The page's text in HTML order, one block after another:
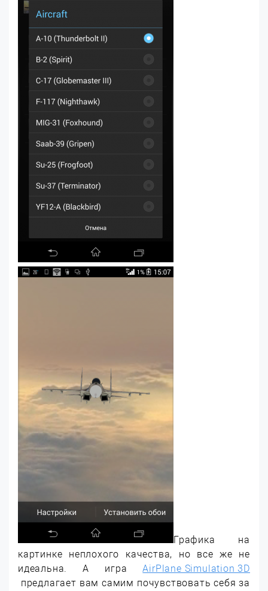
Графика на
картинке неплохого качества, но все же не
идеальна. А играAirPlane Simulation 3D
предлагает вам самим почувствовать себя за